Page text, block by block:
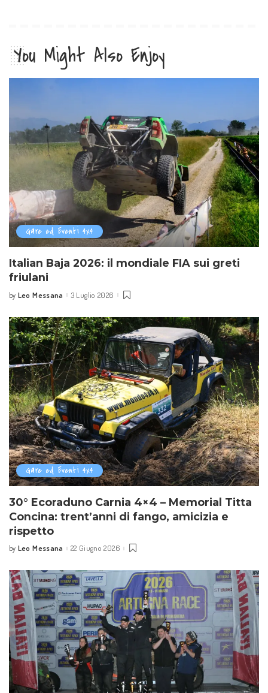
You Might Also Enjoy
Gare ed Eventi 4x4
Italian Baja 2026: il mondiale FIA sui greti
friulani
Posted
by Leo Messana 3 Luglio 2026
Gare ed Eventi 4x4
30° Ecoraduno Carnia 4×4 – Memorial Titta
Concina: trent’anni di fango, amicizia e
rispetto
Posted
by Leo Messana 22 Giugno 2026